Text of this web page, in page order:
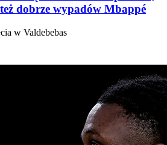
dobrze wypadów Mbappé
w Valdebebas